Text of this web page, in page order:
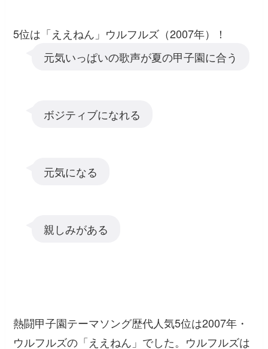
5位は「ええねん」ウルフルズ（2007年）！
元気いっぱいの歌声が夏の甲子園に合う
ボジティブになれる
元気になる
親しみがある
熱闘甲子園テーマソング歴代人気5位は2007年・
ウルフルズの「ええねん」でした。ウルフルズは